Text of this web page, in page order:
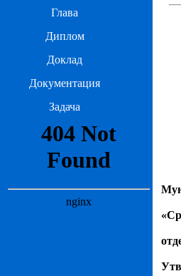
Глава
Диплом
Доклад
Документация
Задача